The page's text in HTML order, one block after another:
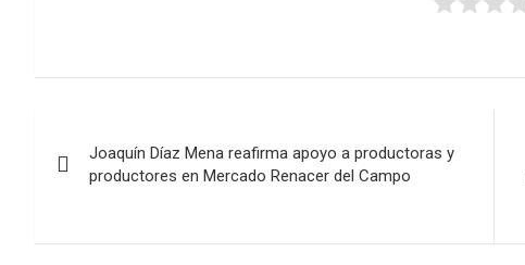
de
Joaquín Díaz Mena reafirma apoyo a productoras y
productores en Mercado Renacer del Campo